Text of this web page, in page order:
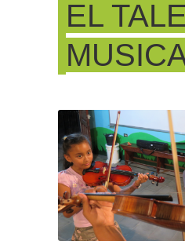
EL